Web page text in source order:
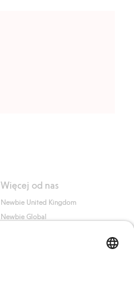
Więcej od nas
Newbie United Kingdom
Newbie Global